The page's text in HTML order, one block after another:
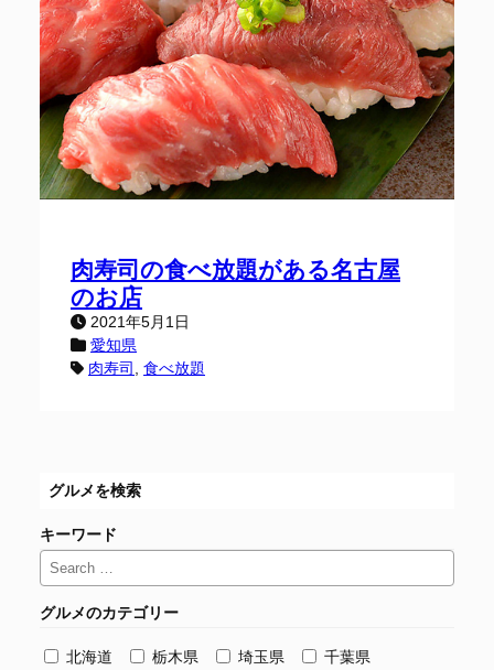
肉寿司の食べ放題がある名古屋
のお店
2021年5月1日
愛知県
肉寿司 , 食べ放題
グルメを検索
キーワード
グルメのカテゴリー
北海道 栃木県 埼玉県
千葉県